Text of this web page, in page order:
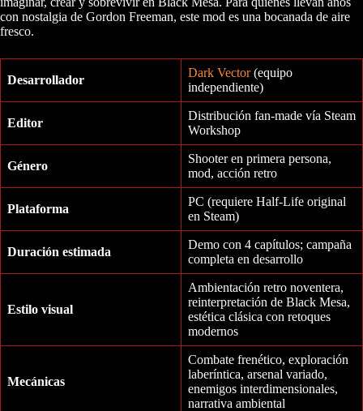
con nostalgia de Gordon Freeman, este mod es una bocanada de aire
fresco.
Desarrollador
Dark Vector(equipo
independiente)
Editor
Distribución fan-made vía Steam
Workshop
Género
Shooter en primera persona,
mod, acción retro
Plataforma
PC (requiere Half-Life original
en Steam)
Duración estimada
Demo con 4 capítulos; campaña
completa en desarrollo
Estilo visual
Ambientación retro noventera,
reinterpretación de Black Mesa,
estética clásica con retoques
modernos
Mecánicas
Combate frenético, exploración
laberíntica, arsenal variado,
enemigos interdimensionales,
narrativa ambiental